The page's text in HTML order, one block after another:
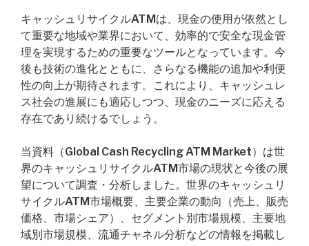
キャッシュリサイクルATMは、現金の使用が依然とし
て重要な地域や業界において、効率的で安全な現金管
理を実現するための重要なツールとなっています。今
後も技術の進化とともに、さらなる機能の追加や利便
性の向上が期待されます。これにより、キャッシュレ
ス社会の進展にも適応しつつ、現金のニーズに応える
存在であり続けるでしょう。
当資料（Global Cash Recycling ATM Market）は世
界のキャッシュリサイクルATM市場の現状と今後の展
望について調査・分析しました。世界のキャッシュリ
サイクルATM市場概要、主要企業の動向（売上、販売
価格、市場シェア）、セグメント別市場規模、主要地
域別市場規模、流通チャネル分析などの情報を掲載し